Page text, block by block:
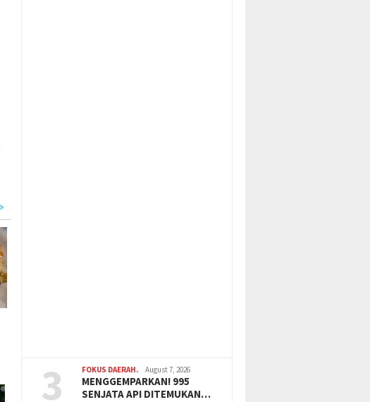
3 FOKUS DAERAH. August 7, 2026
MENGGEMPARKAN! 995
SENJATA API DITEMUKAN…